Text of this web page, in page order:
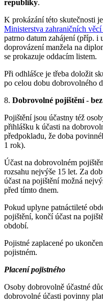
republiky.
K prokázání této skutečnosti
Ministerstva zahraničních
patrno datum zahájení (příp.
doprovázení manžela na
se prokazuje oddacím listem.
Při odhlášce je třeba doložit
po celou dobu dobrovolného
8. Dobrovolné pojištění-
Pojištění jsou účastny též
přihlášku k účasti na
předpokladu, že doba
1 rok).
Účast na dobrovolném
rozsahu nejvýše 15 let. Za
účast na pojištění možná
před tímto dnem.
Pokud uplyne patnáctileté
pojištění, končí účast na
období.
Pojistné zaplacené po
pojistném.
Placení pojistného
Osoby dobrovolně účastné
dobrovolné účasti povinny